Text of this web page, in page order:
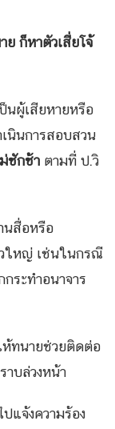
ก็หาตัวเสี่ยโจ้
นผู้เสียหายหรือ
นินการสอบสวน
ชักช้า ตามที่ ป.วิ
นสื่อหรือ
ใหญ่ เช่นในกรณี
ระทำอนาจาร
ห้ทนายช่วยติดต่อ
าบล่วงหน้า
แจ้งความร้อง